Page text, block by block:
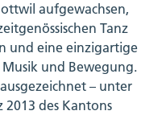
aufgewachsen,
Tanz
und eine einzigartige
und Bewegung.
– unter
2013 des Kantons